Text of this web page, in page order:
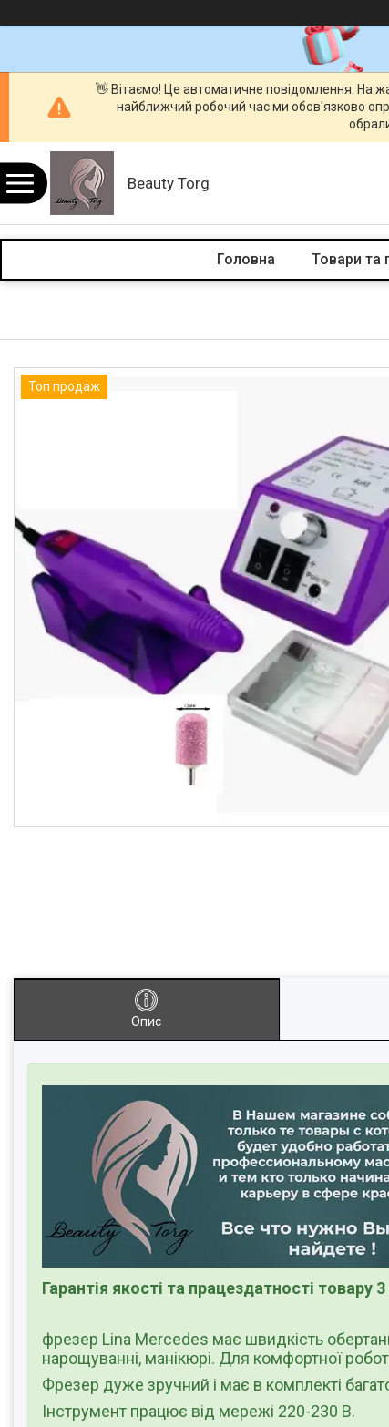
👋 Вітаємо! Це автоматичне повідомлення. На
найближчий робочий час ми обов'язково
Beauty Torg
Головна Товари та
Топ продаж
Опис
Гарантія якості та працездатності товару
фрезер Lina Mercedes має швидкість
нарощуванні, манікюрі. Для комфортної
Фрезер дуже зручний і має в комплекті
Інструмент працює від мережі 220-230 В.